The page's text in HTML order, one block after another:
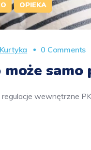
OPIEKA
0 Comments
wewnętrzne